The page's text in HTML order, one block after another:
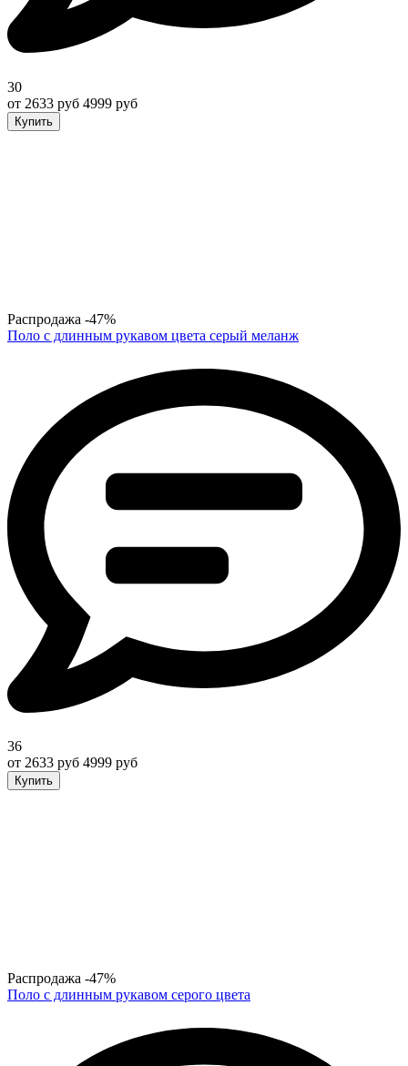
30
от 2633 руб 4999 руб
Купить
Распродажа -47%
Поло с длинным рукавом цвета серый меланж
36
от 2633 руб 4999 руб
Купить
Распродажа -47%
Поло с длинным рукавом серого цвета